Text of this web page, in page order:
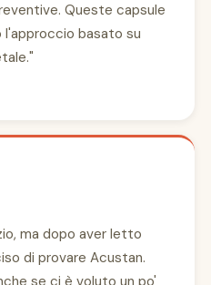
Queste capsule
basato su
ma dopo aver letto
di provare Acustan.
se ci è voluto un po'